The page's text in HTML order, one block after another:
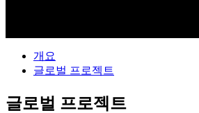
개요
글로벌 프로젝트
글로벌 프로젝트